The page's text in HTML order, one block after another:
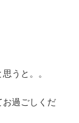
うと。。
過ごしくだ